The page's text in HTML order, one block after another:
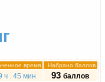
время Набрано баллов
ч . 45 мин 93баллов